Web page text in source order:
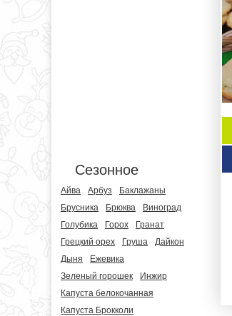
Сезонное
Айва Арбуз
Баклажаны
Брусника
Брюква
Виноград
Голубика
Горох
Гранат
Грецкий орех
Груша
Дайкон
Дыня
Ежевика
Зеленый горошек
Инжир
Капуста белокочанная
Капуста Брокколи